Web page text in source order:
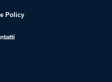
Policy